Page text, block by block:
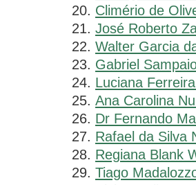
Climério de
José Roberto
Walter Garcia
Gabriel
Luciana
Ana Carolina
Dr Fernando
Rafael da Silva
Regiana Blank
Tiago